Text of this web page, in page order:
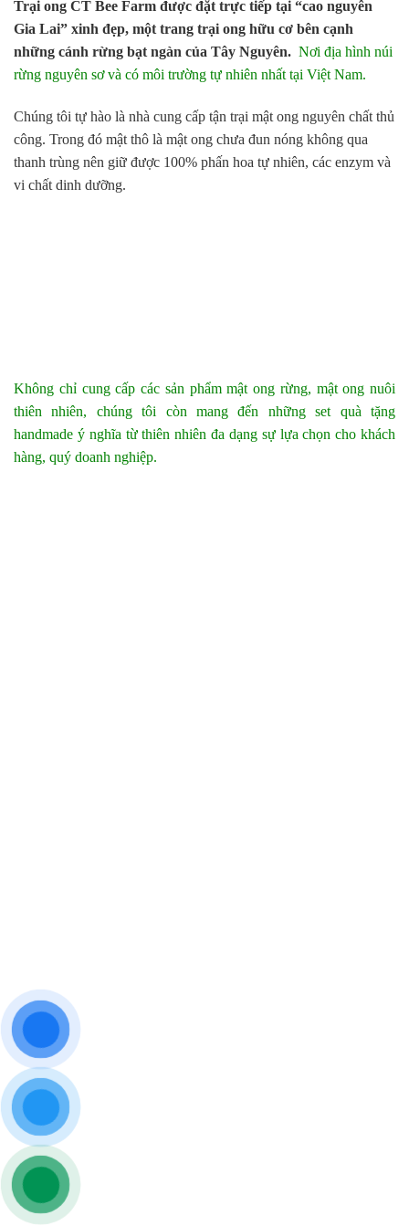
Trại ong CT Bee Farm được đặt trực tiếp tại “cao nguyên
Gia Lai” xinh đẹp, một trang trại ong hữu cơ bên cạnh
những cánh rừng bạt ngàn của Tây Nguyên. Nơi địa hình núi
rừng nguyên sơ và có môi trường tự nhiên nhất tại Việt Nam.
Chúng tôi tự hào là nhà cung cấp tận trại mật ong nguyên chất thủ
công. Trong đó mật thô là mật ong chưa đun nóng không qua
thanh trùng nên giữ được 100% phấn hoa tự nhiên, các enzym và
vi chất dinh dưỡng.
Không chỉ cung cấp các sản phẩm mật ong rừng, mật ong nuôi
thiên nhiên, chúng tôi còn mang đến những set quà tặng
handmade ý nghĩa từ thiên nhiên đa dạng sự lựa chọn cho khách
hàng, quý doanh nghiệp.